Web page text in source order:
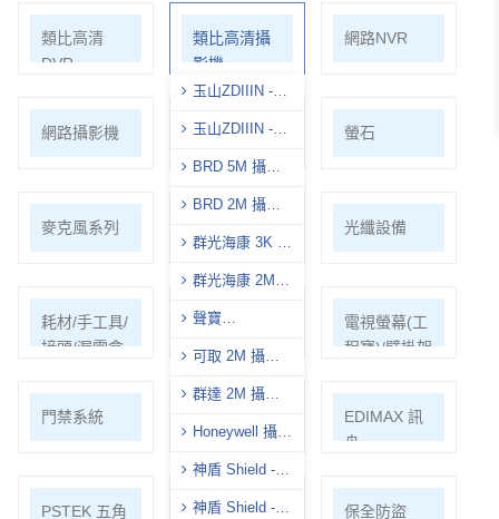
類比高清
DVR
類比高清攝
影機
玉山ZDIIIN -
玉山ZDIIIN -
BRD 5M 攝影
BRD 2M 攝影
群光海康 3K 攝
群光海康 2M
聲寶
影機
可取 2M 攝影
群達 2M 攝影
Honeywell 攝影
神盾 Shield -
神盾 Shield -
網路NVR
網路攝影機 WIFI套裝 螢石
麥克風系列 光纖設備
耗材/手工具/
接頭/漏電盒
支架/迴轉台/
立柱
電視螢幕(工
程寶)/壁掛架
門禁系統
EDIMAX 訊
舟
PSTEK 五角 ATEN 保全防盜